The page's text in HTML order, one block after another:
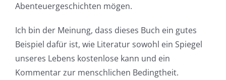
Abenteuergeschichten mögen.
Ich bin der Meinung, dass dieses Buch ein gutes
Beispiel dafür ist, wie Literatur sowohl ein Spiegel
unseres Lebens kostenlose kann und ein
Kommentar zur menschlichen Bedingtheit.